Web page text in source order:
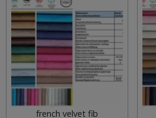
french velvet fib